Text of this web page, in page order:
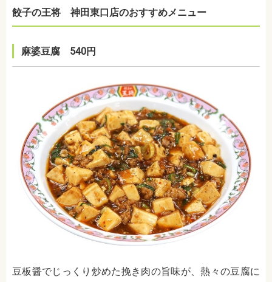
餃子の王将 神田東口店のおすすめメニュー
麻婆豆腐 540円
豆板醤でじっくり炒めた挽き肉の旨味が、熱々の豆腐に